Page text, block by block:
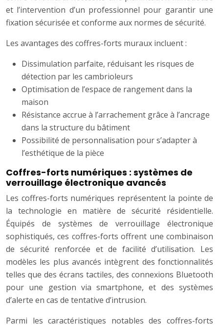
et l’intervention d’un professionnel pour garantir une
fixation sécurisée et conforme aux normes de sécurité.
Les avantages des coffres-forts muraux incluent :
Dissimulation parfaite, réduisant les risques de
détection par les cambrioleurs
Optimisation de l’espace de rangement dans la
maison
Résistance accrue à l’arrachement grâce à l’ancrage
dans la structure du bâtiment
Possibilité de personnalisation pour s’adapter à
l’esthétique de la pièce
Coffres-forts numériques : systèmes de
verrouillage électronique avancés
Les coffres-forts numériques représentent la pointe de
la technologie en matière de sécurité résidentielle.
Équipés de systèmes de verrouillage électronique
sophistiqués, ces coffres-forts offrent une combinaison
de sécurité renforcée et de facilité d’utilisation. Les
modèles les plus avancés intègrent des fonctionnalités
telles que des écrans tactiles, des connexions Bluetooth
pour une gestion via smartphone, et des systèmes
d’alerte en cas de tentative d’intrusion.
Parmi les caractéristiques notables des coffres-forts